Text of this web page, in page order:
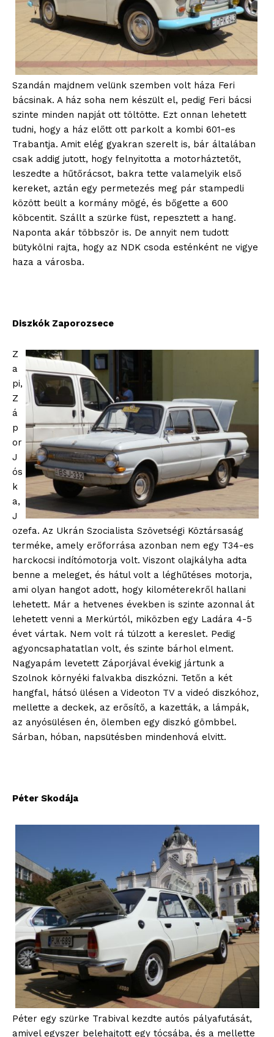
Szandán majdnem velünk szemben volt háza Feri
bácsinak. A ház soha nem készült el, pedig Feri bácsi
szinte minden napját ott töltötte. Ezt onnan lehetett
tudni, hogy a ház előtt ott parkolt a kombi 601-es
Trabantja. Amit elég gyakran szerelt is, bár általában
csak addig jutott, hogy felnyitotta a motorháztetőt,
leszedte a hűtőrácsot, bakra tette valamelyik első
kereket, aztán egy permetezés meg pár stampedli
között beült a kormány mögé, és bőgette a 600
köbcentit. Szállt a szürke füst, repesztett a hang.
Naponta akár többször is. De annyit nem tudott
bütykölni rajta, hogy az NDK csoda esténként ne vigye
haza a városba.
Diszkók Zaporozsece
Z
a
pi,
Z
á
p
or
J
ós
k
a,
J
ozefa. Az Ukrán Szocialista Szövetségi Köztársaság
terméke, amely erőforrása azonban nem egy T34-es
harckocsi indítómotorja volt. Viszont olajkályha adta
benne a meleget, és hátul volt a léghűtéses motorja,
ami olyan hangot adott, hogy kilométerekről hallani
lehetett. Már a hetvenes években is szinte azonnal át
lehetett venni a Merkúrtól, miközben egy Ladára 4-5
évet vártak. Nem volt rá túlzott a kereslet. Pedig
agyoncsaphatatlan volt, és szinte bárhol elment.
Nagyapám levetett Záporjával évekig jártunk a
Szolnok környéki falvakba diszkózni. Tetőn a két
hangfal, hátsó ülésen a Videoton TV a videó diszkóhoz,
mellette a deckek, az erősítő, a kazetták, a lámpák,
az anyósülésen én, ölemben egy diszkó gömbbel.
Sárban, hóban, napsütésben mindenhová elvitt.
Péter Skodája
Péter egy szürke Trabival kezdte autós pályafutását,
amivel egyszer belehajtott egy tócsába, és a mellette